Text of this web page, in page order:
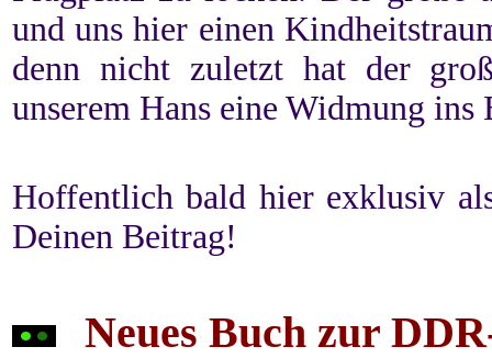
und uns hier einen
denn nicht zuletzt hat der
unserem Hans eine Widmung
Hoffentlich bald hier exklusiv
Deinen Beitrag!
Neues Buch zur